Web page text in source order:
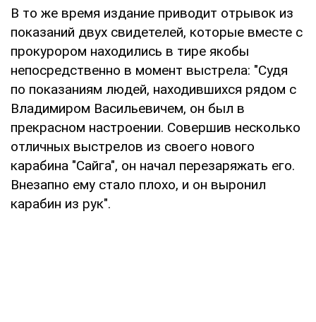
В то же время издание приводит отрывок из
показаний двух свидетелей, которые вместе с
прокурором находились в тире якобы
непосредственно в момент выстрела: "Судя
по показаниям людей, находившихся рядом с
Владимиром Васильевичем, он был в
прекрасном настроении. Совершив несколько
отличных выстрелов из своего нового
карабина "Сайга", он начал перезаряжать его.
Внезапно ему стало плохо, и он выронил
карабин из рук".